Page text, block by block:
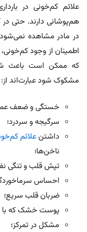
علائم کم‌خونی در
هم‌پوشانی دارند. حتی
در مادر مشاهده
اطمینان از وجود
که ممکن است باعث
مشکوک شود عبارت‌اند از:
خستگی و ضعف
سرگیجه و سردرد؛
داشتنعلائم
ناخن‌ها؛
تپش قلب و تنگی
احساس
ضربان قلب سریع؛
پوست خشک که با
مشکل در تمرکز؛